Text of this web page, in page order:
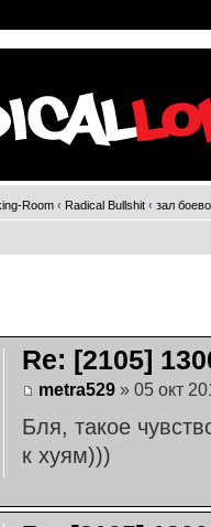
Room ‹ Radical Bullshit ‹ зал
Re: [2105]
metra529» 05 окт
Бля, такое
к хуям)))